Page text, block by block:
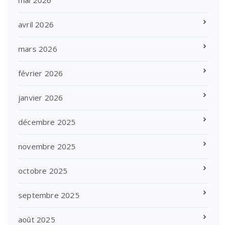
avril 2026
mars 2026
février 2026
janvier 2026
décembre 2025
novembre 2025
octobre 2025
septembre 2025
août 2025